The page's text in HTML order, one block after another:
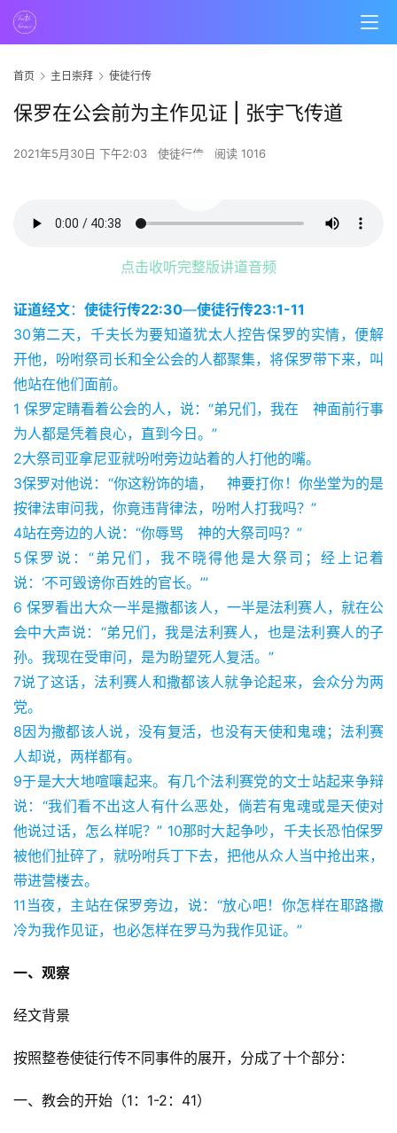
首页 主日崇拜 使徒行传
保罗在公会前为主作见证 | 张宇飞传道
2021年5月30日 下午2:03 使徒行传 阅读 1016
点击收听完整版讲道音频
证道经文： 使徒行传22:30—使徒行传23:1-11
30第二天，千夫长为要知道犹太人控告保罗的实情，便解
开他，吩咐祭司长和全公会的人都聚集，将保罗带下来，叫
他站在他们面前。
1 保罗定睛看着公会的人，说：“弟兄们，我在　神面前行事
为人都是凭着良心，直到今日。”
2大祭司亚拿尼亚就吩咐旁边站着的人打他的嘴。
3保罗对他说：“你这粉饰的墙，　神要打你！你坐堂为的是
按律法审问我，你竟违背律法，吩咐人打我吗？”
4站在旁边的人说：“你辱骂　神的大祭司吗？”
5保罗说：“弟兄们，我不晓得他是大祭司；经上记着
说：‘不可毁谤你百姓的官长。’”
6 保罗看出大众一半是撒都该人，一半是法利赛人，就在公
会中大声说：“弟兄们，我是法利赛人，也是法利赛人的子
孙。我现在受审问，是为盼望死人复活。”
7说了这话，法利赛人和撒都该人就争论起来，会众分为两
党。
8因为撒都该人说，没有复活，也没有天使和鬼魂；法利赛
人却说，两样都有。
9于是大大地喧嚷起来。有几个法利赛党的文士站起来争辩
说：“我们看不出这人有什么恶处，倘若有鬼魂或是天使对
他说过话，怎么样呢？” 10那时大起争吵，千夫长恐怕保罗
被他们扯碎了，就吩咐兵丁下去，把他从众人当中抢出来，
带进营楼去。
11当夜，主站在保罗旁边，说：“放心吧！你怎样在耶路撒
冷为我作见证，也必怎样在罗马为我作见证。”
一、观察
经文背景
按照整卷使徒行传不同事件的展开，分成了十个部分：
一、教会的开始（1：1-2：41）